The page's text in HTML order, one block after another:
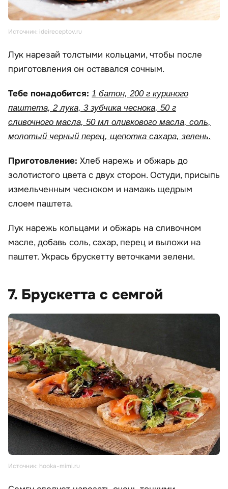
Источник: ideireceptov.ru
Лук нарезай толстыми кольцами, чтобы после
приготовления он оставался сочным.
Тебе понадобится: 1 батон, 200 г куриного
паштета, 2 лука, 3 зубчика чеснока, 50 г
сливочного масла, 50 мл оливкового масла, соль,
молотый черный перец, щепотка сахара, зелень.
Приготовление: Хлеб нарежь и обжарь до
золотистого цвета с двух сторон. Остуди, присыпь
измельченным чесноком и намажь щедрым
слоем паштета.
Лук нарежь кольцами и обжарь на сливочном
масле, добавь соль, сахар, перец и выложи на
паштет. Укрась брускетту веточками зелени.
7. Брускетта с семгой
Источник: hooka-mimi.ru